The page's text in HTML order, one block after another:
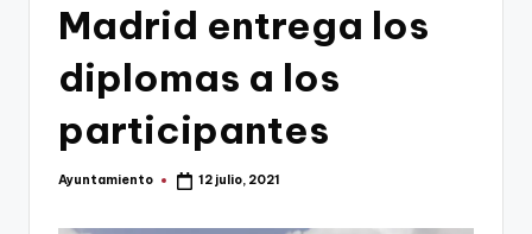
Madrid entrega los
diplomas a los
participantes
Publicado
Ayuntamiento 12 julio, 2021